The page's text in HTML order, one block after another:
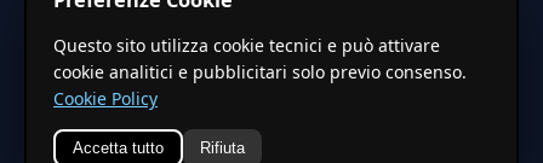
Le stime pubblicate sono calcolate tramite coefficienti
territoriali regionali applicati a valori base nazionali. Non
costituiscono preventivo ufficiale.
© 2026 Aequilibrium — Un progetto di vxd.mobi
Questo sito utilizza cookie tecnici e può attivare
cookie analitici e pubblicitari solo previo consenso.
Cookie Policy
Accetta tutto Rifiuta